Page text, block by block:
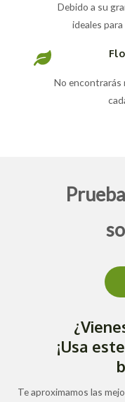
Debido a su
ideales
No encontrarás
¡Usa
Te aproximamos las